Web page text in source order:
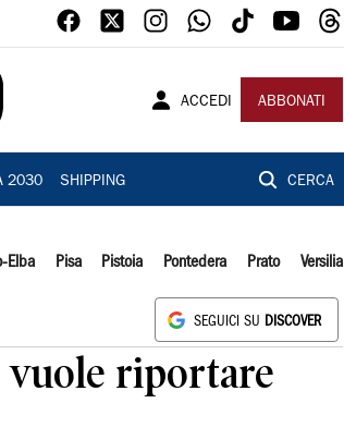
ACCEDI ABBONATI
2030 SHIPPING CERCA
Elba Pisa Pistoia Pontedera Prato Versilia
SEGUICI SU DISCOVER
vuole riportare